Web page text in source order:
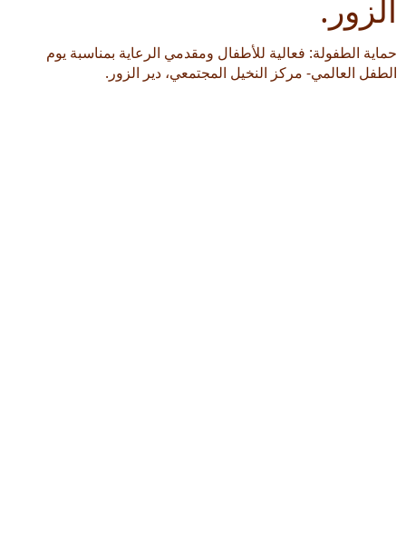
الزور.
حماية الطفولة: فعالية للأطفال ومقدمي الرعاية بمناسبة يوم
الطفل العالمي- مركز النخيل المجتمعي، دير الزور.